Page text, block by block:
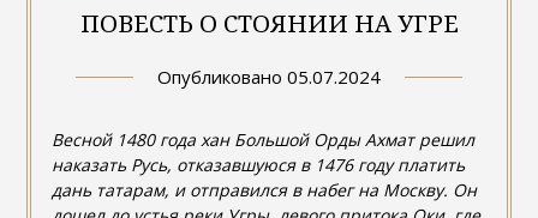
ПОВЕСТЬ О СТОЯНИИ НА УГРЕ
Опубликовано 05.07.2024
Весной 1480 года хан Большой Орды Ахмат решил
наказать Русь, отказавшуюся в 1476 году платить
дань татарам, и отправился в набег на Москву. Он